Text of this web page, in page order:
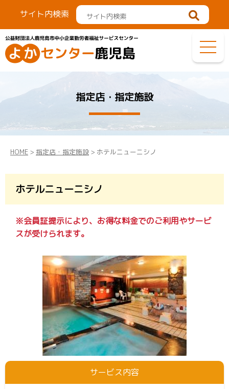
サイト内検索
指定店・指定施設
HOME > 指定店・指定施設 > ホテルニューニシノ
ホテルニューニシノ
※会員証提示により、お得な料金でのご利用やサービ
スが受けられます。
サービス内容